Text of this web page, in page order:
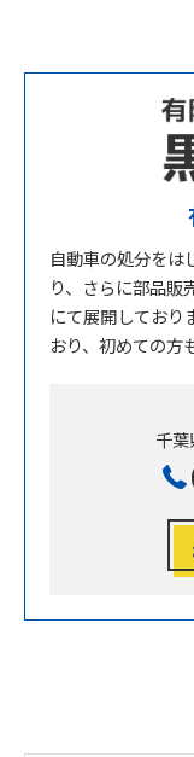
自動車の処分をは
り、さらに部品販
にて展開しており
おり、初めての方
千